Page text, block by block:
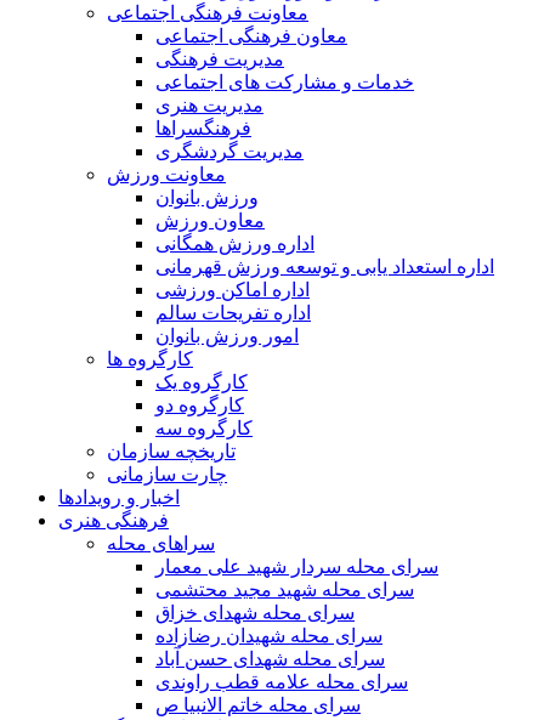
معاونت فرهنگی اجتماعی
معاون فرهنگی اجتماعی
مدیریت فرهنگی
خدمات و مشارکت های اجتماعی
مدیریت هنری
فرهنگسراها
مدیریت گردشگری
معاونت ورزش
ورزش بانوان
معاون ورزش
اداره ورزش همگانی
اداره استعداد یابی و توسعه ورزش قهرمانی
اداره اماکن ورزشی
اداره تفریحات سالم
امور ورزش بانوان
کارگروه ها
کارگروه یک
کارگروه دو
کارگروه سه
تاریخچه سازمان
چارت سازمانی
اخبار و رویدادها
فرهنگی هنری
سراهای محله
سرای محله سردار شهید علی معمار
سرای محله شهید مجید محتشمی
سرای محله شهدای خزاق
سرای محله شهیدان رضازاده
سرای محله شهدای حسن آباد
سرای محله علامه قطب راوندی
سرای محله خاتم الانبیا ص